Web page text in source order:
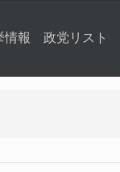
情報 政党リスト